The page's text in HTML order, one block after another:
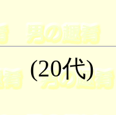
(20代)